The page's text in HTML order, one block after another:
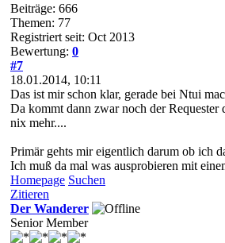
Beiträge: 666
Themen: 77
Registriert seit: Oct 2013
Bewertung: 0
#7
18.01.2014, 10:11
Das ist mir schon klar, gerade bei Ntui
Da kommt dann zwar noch der
nix mehr....
Primär gehts mir eigentlich darum ob ich
Ich muß da mal was ausprobieren mit
Homepage Suchen
Zitieren
Der Wanderer
Senior Member